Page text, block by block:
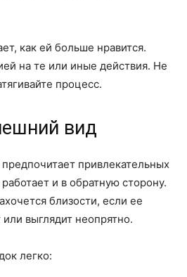
как ей больше нравится.
на те или иные действия. Не
процесс.
вид
привлекательных
и в обратную сторону.
близости, если ее
выглядит неопрятно.
легко: